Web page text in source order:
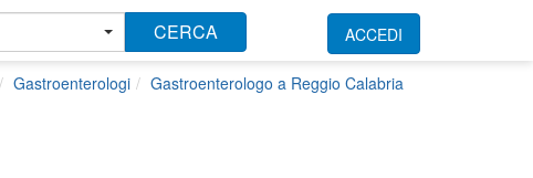
CERCA ACCEDI
Gastroenterologi Gastroenterologo a Reggio Calabria